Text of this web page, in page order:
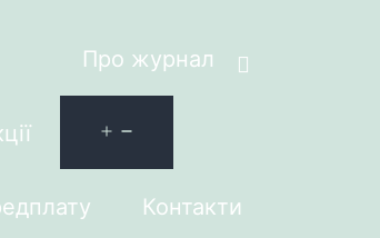
Про журнал
Контакти